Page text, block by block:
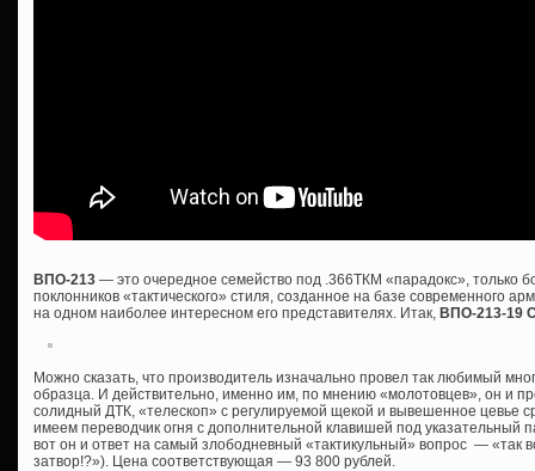
ВПО-213 — это очередное семейство под .366ТКМ «парадокс», только
поклонников «тактического» стиля, созданное на базе современного
на одном наиболее интересном его представителях. Итак, ВПО-213-19
Можно сказать, что производитель изначально провел так любимый
образца. И действительно, именно им, по мнению «молотовцев», он и
солидный ДТК, «телескоп» с регулируемой щекой и вывешенное цевье
имеем переводчик огня с дополнительной клавишей под указательный
вот он и ответ на самый злободневный «тактикульный» вопрос — «так
затвор!?»). Цена соответствующая — 93 800 рублей.